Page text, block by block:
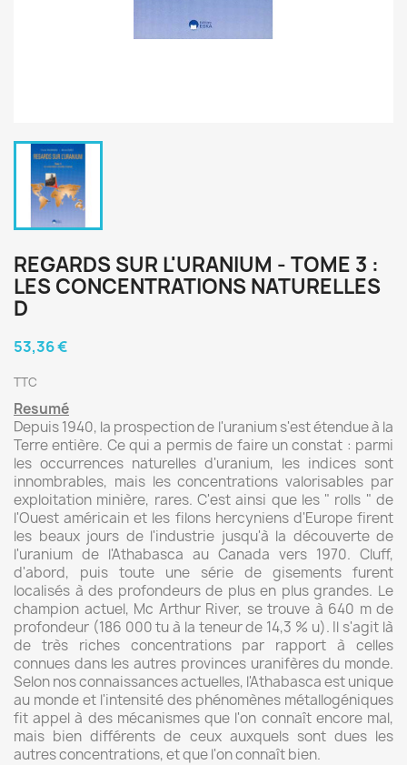
REGARDS SUR L'URANIUM - TOME 3 :
LES CONCENTRATIONS NATURELLES
D
53,36 €
TTC
Resumé
Depuis 1940, la prospection de l'uranium s'est étendue à la
Terre entière. Ce qui a permis de faire un constat : parmi
les occurrences naturelles d'uranium, les indices sont
innombrables, mais les concentrations valorisables par
exploitation minière, rares. C'est ainsi que les " rolls " de
l'Ouest américain et les filons hercyniens d'Europe firent
les beaux jours de l'industrie jusqu'à la découverte de
l'uranium de l'Athabasca au Canada vers 1970. Cluff,
d'abord, puis toute une série de gisements furent
localisés à des profondeurs de plus en plus grandes. Le
champion actuel, Mc Arthur River, se trouve à 640 m de
profondeur (186 000 tu à la teneur de 14,3 % u). Il s'agit là
de très riches concentrations par rapport à celles
connues dans les autres provinces uranifères du monde.
Selon nos connaissances actuelles, l'Athabasca est unique
au monde et l'intensité des phénomènes métallogéniques
fit appel à des mécanismes que l'on connaît encore mal,
mais bien différents de ceux auxquels sont dues les
autres concentrations, et que l'on connaît bien.